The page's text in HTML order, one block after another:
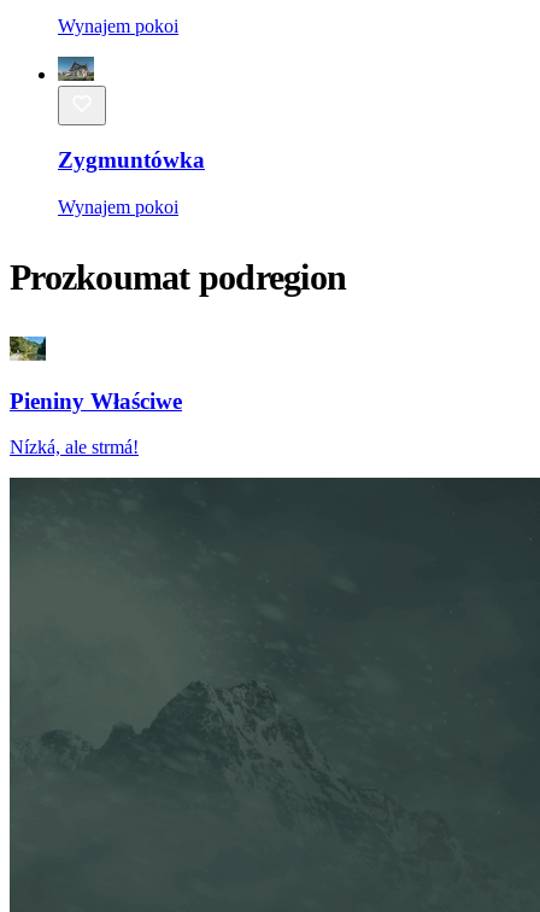
Wynajem pokoi
Zygmuntówka
Wynajem pokoi
Prozkoumat podregion
Pieniny Właściwe
Nízká, ale strmá!